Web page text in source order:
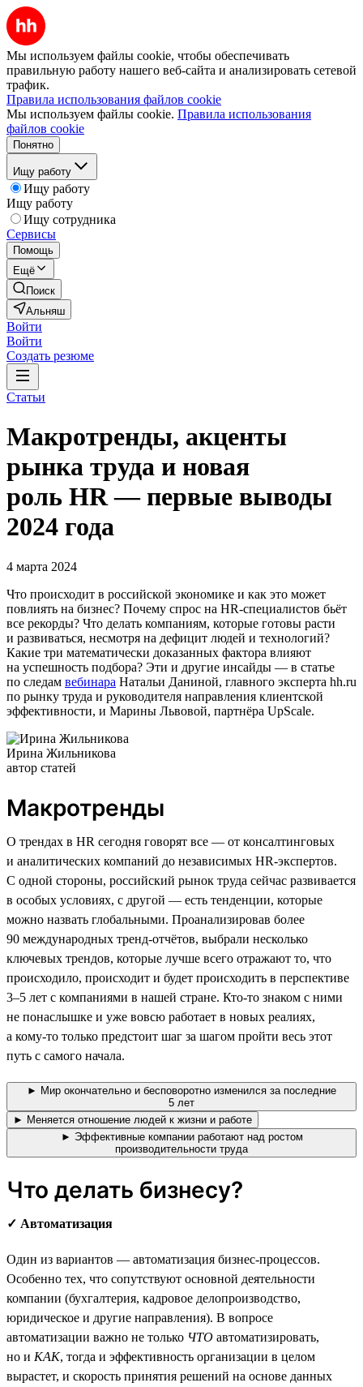
Мы используем файлы cookie, чтобы обеспечивать
правильную работу нашего веб-сайта и анализировать сетевой
трафик.
Правила использования файлов cookie
Мы используем файлы cookie. Правила использования
файлов cookie
Понятно
Ищу работу
Ищу работу
Ищу работу
Ищу сотрудника
Сервисы
Помощь
Ещё
Поиск
Альняш
Войти
Войти
Создать резюме
Статьи
Макротренды, акценты
рынка труда и новая
роль HR — первые выводы
2024 года
4 марта 2024
Что происходит в российской экономике и как это может
повлиять на бизнес? Почему спрос на HR-специалистов бьёт
все рекорды? Что делать компаниям, которые готовы расти
и развиваться, несмотря на дефицит людей и технологий?
Какие три математически доказанных фактора влияют
на успешность подбора? Эти и другие инсайды — в статье
по следам вебинара Натальи Даниной, главного эксперта hh.ru
по рынку труда и руководителя направления клиентской
эффективности, и Марины Львовой, партнёра UpScale.
Ирина Жильникова
автор статей
Макротренды
О трендах в HR сегодня говорят все — от консалтинговых
и аналитических компаний до независимых HR-экспертов.
С одной стороны, российский рынок труда сейчас развивается
в особых условиях, с другой — есть тенденции, которые
можно назвать глобальными. Проанализировав более
90 международных тренд-отчётов, выбрали несколько
ключевых трендов, которые лучше всего отражают то, что
происходило, происходит и будет происходить в перспективе
3–5 лет с компаниями в нашей стране. Кто-то знаком с ними
не понаслышке и уже вовсю работает в новых реалиях,
а кому-то только предстоит шаг за шагом пройти весь этот
путь с самого начала.
► Мир окончательно и бесповоротно изменился за последние
5 лет
► Меняется отношение людей к жизни и работе
► Эффективные компании работают над ростом
производительности труда
Что делать бизнесу?
✓ Автоматизация
Один из вариантов — автоматизация бизнес-процессов.
Особенно тех, что сопутствуют основной деятельности
компании (бухгалтерия, кадровое делопроизводство,
юридическое и другие направления). В вопросе
автоматизации важно не только ЧТО автоматизировать,
но и КАК, тогда и эффективность организации в целом
вырастет, и скорость принятия решений на основе данных